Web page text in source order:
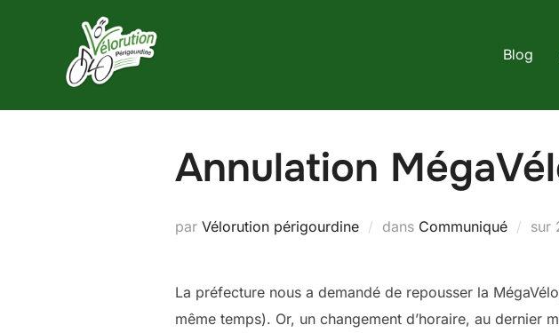
Blog
Annulation
par Vélorution périgourdine dans Communiqué sur
La préfecture nous a demandé de repousser la
même temps). Or, un changement d’horaire, au dernier